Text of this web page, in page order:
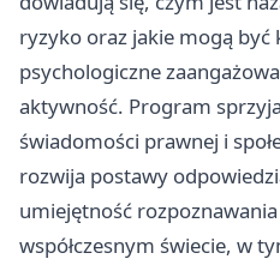
ryzyko oraz jakie mogą być
psychologiczne
aktywność. Program
świadomości prawnej i
rozwija postawy
umiejętność
współczesnym świecie, w